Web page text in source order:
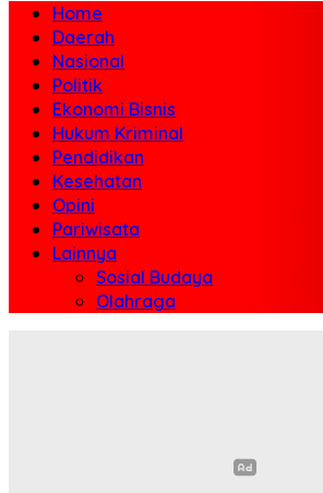
Home
Daerah
Nasional
Politik
Ekonomi Bisnis
Hukum Kriminal
Pendidikan
Kesehatan
Opini
Pariwisata
Lainnya
Sosial Budaya
Olahraga